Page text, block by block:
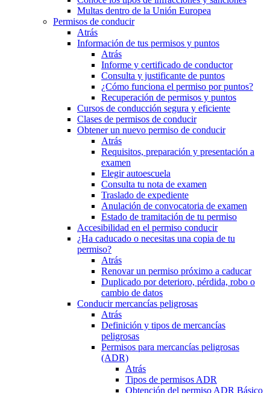
Multas dentro de la Unión Europea
Permisos de conducir
Atrás
Información de tus permisos y puntos
Atrás
Informe y certificado de conductor
Consulta y justificante de puntos
¿Cómo funciona el permiso por puntos?
Recuperación de permisos y puntos
Cursos de conducción segura y eficiente
Clases de permisos de conducir
Obtener un nuevo permiso de conducir
Atrás
Requisitos, preparación y presentación a
examen
Elegir autoescuela
Consulta tu nota de examen
Traslado de expediente
Anulación de convocatoria de examen
Estado de tramitación de tu permiso
Accesibilidad en el permiso conducir
¿Ha caducado o necesitas una copia de tu
permiso?
Atrás
Renovar un permiso próximo a caducar
Duplicado por deterioro, pérdida, robo o
cambio de datos
Conducir mercancías peligrosas
Atrás
Definición y tipos de mercancías
peligrosas
Permisos para mercancías peligrosas
(ADR)
Atrás
Tipos de permisos ADR
Obtención del permiso ADR Básico